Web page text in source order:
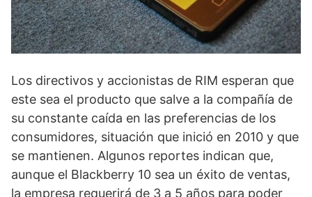
Los directivos y accionistas de RIM esperan que
este sea el producto que salve a la compañía de
su constante caída en las preferencias de los
consumidores, situación que inició en 2010 y que
se mantienen. Algunos reportes indican que,
aunque el Blackberry 10 sea un éxito de ventas,
la empresa requerirá de 3 a 5 años para poder